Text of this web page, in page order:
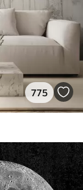
775